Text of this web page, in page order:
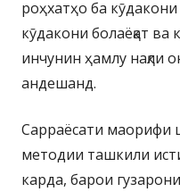
роҳхатҳо ба
кӯдакони болаёқат
инчунин ҳамлу нақли
андешанд.
Сарраёсати маорифи
методии ташкили
карда, барои